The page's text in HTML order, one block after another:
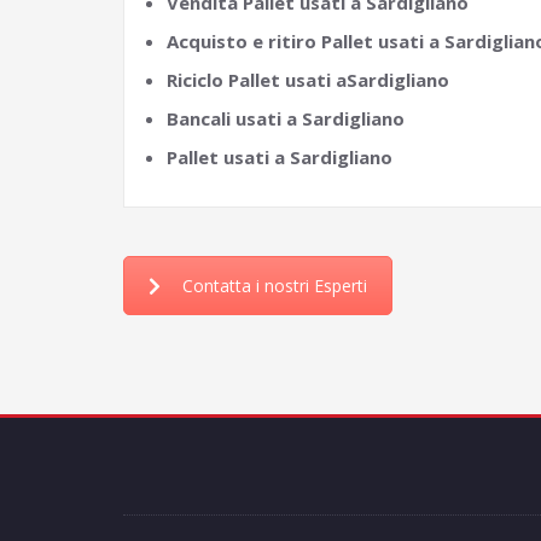
Acquisto e ritiro Pallet usati a
Riciclo Pallet usati aSardigliano
Bancali usati a Sardigliano
Pallet usati a Sardigliano
Contatta i nostri Esperti